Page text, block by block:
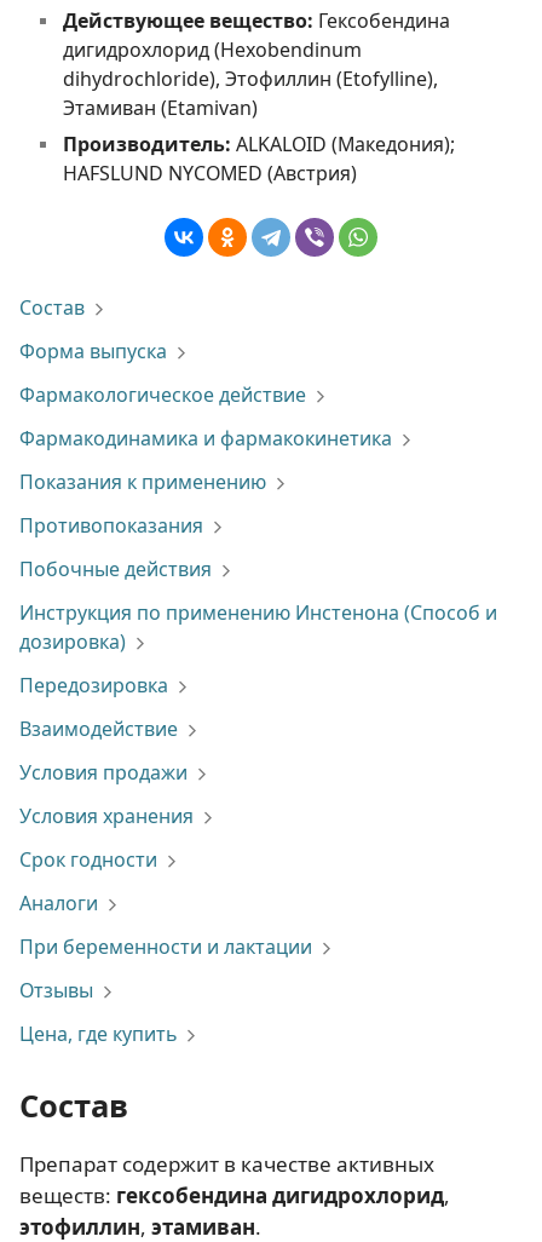
Действующее вещество: Гексобендина
дигидрохлорид (Hexobendinum
dihydrochloride), Этофиллин (Etofylline),
Этамиван (Etamivan)
Производитель: ALKALOID (Македония);
HAFSLUND NYCOMED (Австрия)
Состав
Форма выпуска
Фармакологическое действие
Фармакодинамика и фармакокинетика
Показания к применению
Противопоказания
Побочные действия
Инструкция по применению Инстенона (Способ и
дозировка)
Передозировка
Взаимодействие
Условия продажи
Условия хранения
Срок годности
Аналоги
При беременности и лактации
Отзывы
Цена, где купить
Состав
Препарат содержит в качестве активных
веществ: гексобендина дигидрохлорид,
этофиллин, этамиван.